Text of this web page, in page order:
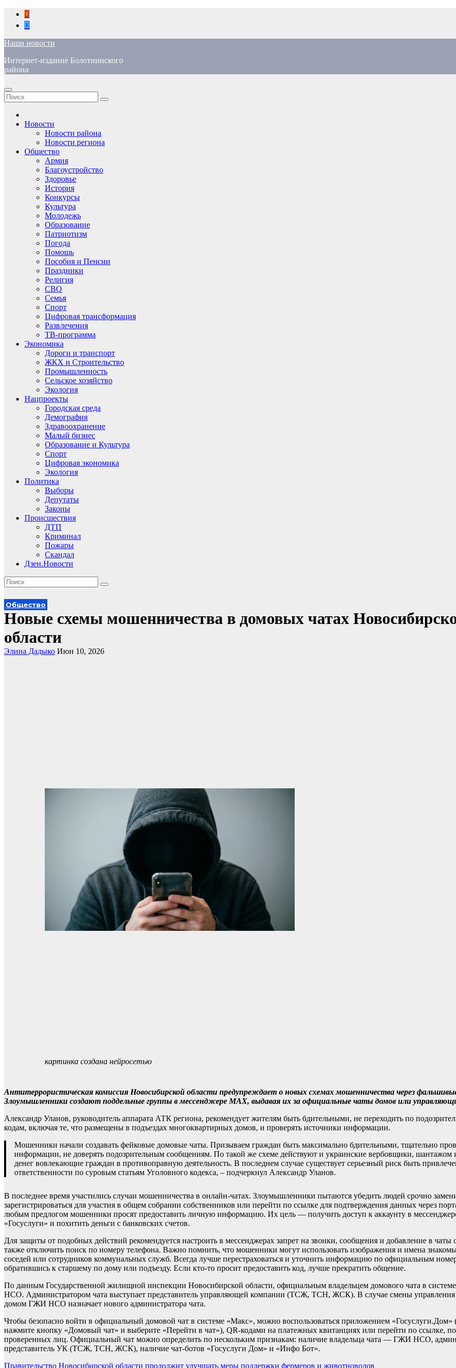
Перейти
содержимому
Наши новости
Интернет-издание Болотнинского
района
Новости
Новости района
Новости региона
Общество
Армия
Благоустройство
Здоровье
История
Конкурсы
Культура
Молодежь
Образование
Патриотизм
Погода
Помощь
Пособия и Пенсии
Праздники
Религия
СВО
Семья
Спорт
Цифровая трансформация
Развлечения
ТВ-программа
Экономика
Дороги и транспорт
ЖКХ и Строительство
Промышленность
Сельское хозяйство
Экология
Нацпроекты
Городская среда
Демография
Здравоохранение
Малый бизнес
Образование и Культура
Спорт
Цифровая экономика
Экология
Политика
Выборы
Депутаты
Законы
Происшествия
ДТП
Криминал
Пожары
Скандал
Дзен.Новости
Общество
Новые схемы мошенничества в домовых чатах
области
Элина Дадыко Июн 10, 2026
картинка создана нейросетью
Антитеррористическая комиссия Новосибирской области предупреждает о новых схемах мошенничества через
Злоумышленники создают поддельные группы в мессенджере MAX, выдавая их за официальные чаты домов или
Александр Уланов, руководитель аппарата АТК региона, рекомендует жителям быть бдительными, не переходить по
кодам, включая те, что размещены в подъездах многоквартирных домов, и проверять источники информации.
Мошенники начали создавать фейковые домовые чаты. Призываем граждан быть максимально бдительными, тщательно
информации, не доверять подозрительным сообщениям. По такой же схеме действуют и украинские вербовщики, шантажом
денег вовлекающие граждан в противоправную деятельность. В последнем случае существует серьезный риск быть
ответственности по суровым статьям Уголовного кодекса, – подчеркнул Александр Уланов.
В последнее время участились случаи мошенничества в онлайн-чатах. Злоумышленники пытаются убедить людей срочно
зарегистрироваться для участия в общем собрании собственников или перейти по ссылке для подтверждения данных через
любым предлогом мошенники просят предоставить личную информацию. Их цель — получить доступ к аккаунту в
«Госуслуги» и похитить деньги с банковских счетов.
Для защиты от подобных действий рекомендуется настроить в мессенджерах запрет на звонки, сообщения и добавление в чаты
также отключить поиск по номеру телефона. Важно помнить, что мошенники могут использовать изображения и имена
соседей или сотрудников коммунальных служб. Всегда лучше перестраховаться и уточнить информацию по официальным
обратившись к старшему по дому или подъезду. Если кто-то просит предоставить код, лучше прекратить общение.
По данным Государственной жилищной инспекции Новосибирской области, официальным владельцем домового чата в
НСО. Администратором чата выступает представитель управляющей компании (ТСЖ, ТСН, ЖСК). В случае смены
домом ГЖИ НСО назначает нового администратора чата.
Чтобы безопасно войти в официальный домовой чат в системе «Макс», можно воспользоваться приложением «Госуслуги.Дом»
нажмите кнопку «Домовый чат» и выберите «Перейти в чат»), QR-кодами на платежных квитанциях или перейти по ссылке,
проверенных лиц. Официальный чат можно определить по нескольким признакам: наличие владельца чата — ГЖИ НСО,
представитель УК (ТСЖ, ТСН, ЖСК), наличие чат-ботов «Госуслуги Дом» и «Инфо Бот».
Правительство Новосибирской области продолжит улучшать меры поддержки фермеров и животноводов